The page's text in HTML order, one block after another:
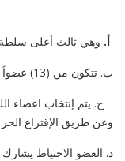
أ. وهي ثالث أعلى
ب. تتكون من (13) عضواً أصلياً و(2) عضو إحتياط.
ج. يتم إنتخاب اعضاء
وعن طريق الإقتراع
د. العضو الاحتياط